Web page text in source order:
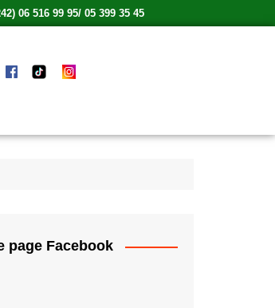
06 516 99 95/ 05 399 35 45
page Facebook